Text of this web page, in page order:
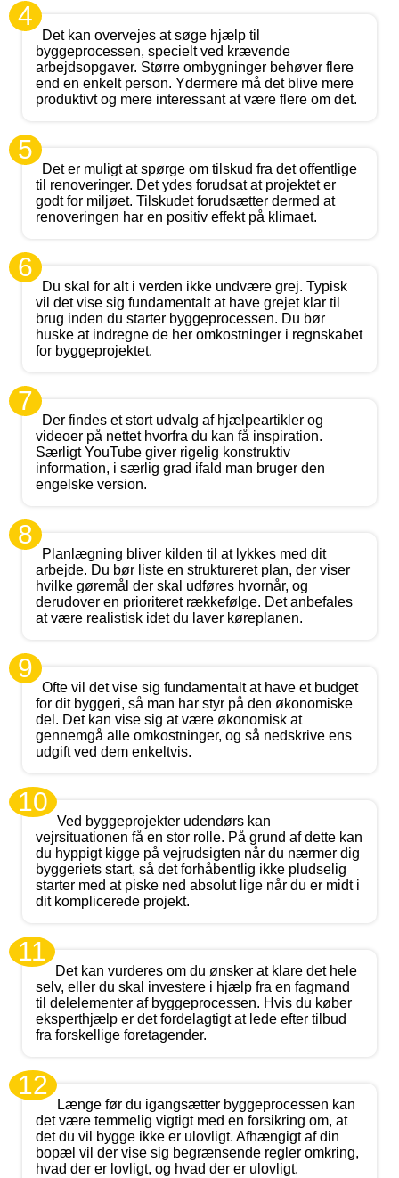
4
Det kan overvejes at søge hjælp til
byggeprocessen, specielt ved krævende
arbejdsopgaver. Større ombygninger behøver flere
end en enkelt person. Ydermere må det blive mere
produktivt og mere interessant at være flere om det.
5
Det er muligt at spørge om tilskud fra det offentlige
til renoveringer. Det ydes forudsat at projektet er
godt for miljøet. Tilskudet forudsætter dermed at
renoveringen har en positiv effekt på klimaet.
6
Du skal for alt i verden ikke undvære grej. Typisk
vil det vise sig fundamentalt at have grejet klar til
brug inden du starter byggeprocessen. Du bør
huske at indregne de her omkostninger i regnskabet
for byggeprojektet.
7
Der findes et stort udvalg af hjælpeartikler og
videoer på nettet hvorfra du kan få inspiration.
Særligt YouTube giver rigelig konstruktiv
information, i særlig grad ifald man bruger den
engelske version.
8
Planlægning bliver kilden til at lykkes med dit
arbejde. Du bør liste en struktureret plan, der viser
hvilke gøremål der skal udføres hvornår, og
derudover en prioriteret rækkefølge. Det anbefales
at være realistisk idet du laver køreplanen.
9
Ofte vil det vise sig fundamentalt at have et budget
for dit byggeri, så man har styr på den økonomiske
del. Det kan vise sig at være økonomisk at
gennemgå alle omkostninger, og så nedskrive ens
udgift ved dem enkeltvis.
10
Ved byggeprojekter udendørs kan
vejrsituationen få en stor rolle. På grund af dette kan
du hyppigt kigge på vejrudsigten når du nærmer dig
byggeriets start, så det forhåbentlig ikke pludselig
starter med at piske ned absolut lige når du er midt i
dit komplicerede projekt.
11
Det kan vurderes om du ønsker at klare det hele
selv, eller du skal investere i hjælp fra en fagmand
til delelementer af byggeprocessen. Hvis du køber
eksperthjælp er det fordelagtigt at lede efter tilbud
fra forskellige foretagender.
12
Længe før du igangsætter byggeprocessen kan
det være temmelig vigtigt med en forsikring om, at
det du vil bygge ikke er ulovligt. Afhængigt af din
bopæl vil der vise sig begrænsende regler omkring,
hvad der er lovligt, og hvad der er ulovligt.